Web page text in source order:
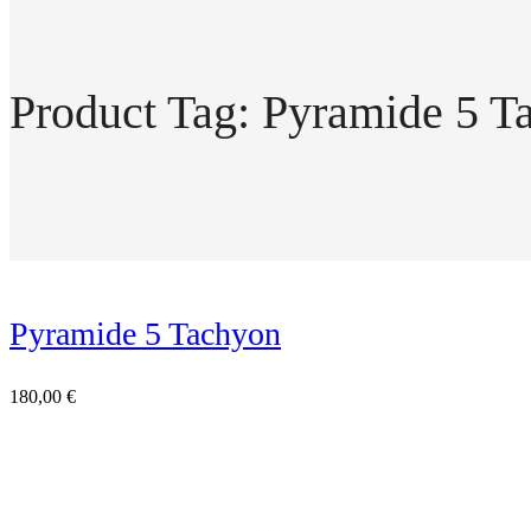
Product Tag: Pyramide 5
Pyramide 5 Tachyon
180,00 €